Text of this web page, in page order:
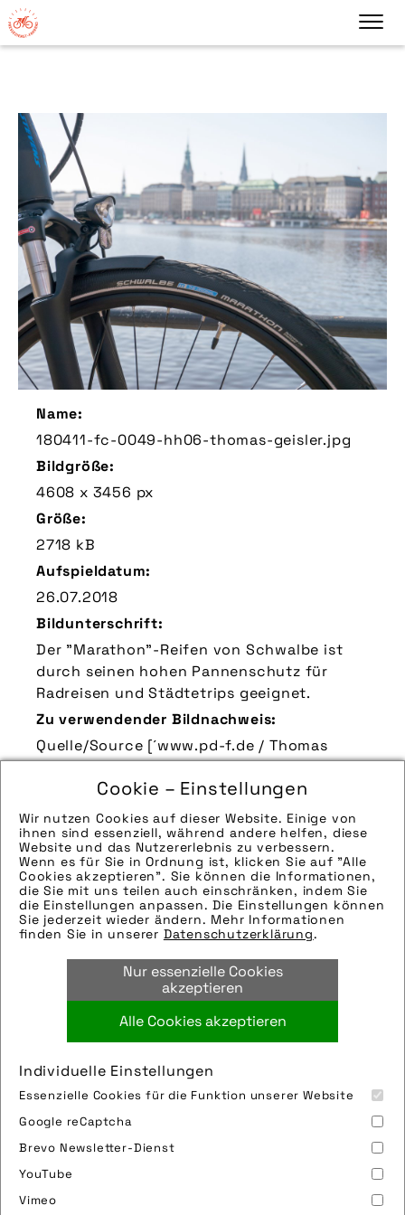
Cookie – Einstellungen
Wir nutzen Cookies auf dieser Website. Einige von
ihnen sind essenziell, während andere helfen, diese
Website und das Nutzererlebnis zu verbessern.
Wenn es für Sie in Ordnung ist, klicken Sie auf "Alle
Cookies akzeptieren". Sie können die Informationen,
die Sie mit uns teilen auch einschränken, indem Sie
die Einstellungen anpassen. Die Einstellungen können
Sie jederzeit wieder ändern. Mehr Informationen
finden Sie in unserer Datenschutzerklärung.
Nur essenzielle Cookies
akzeptieren
Alle Cookies akzeptieren
Individuelle Einstellungen
Essenzielle Cookies für die Funktion unserer Website
Google reCaptcha
Brevo Newsletter-Dienst
YouTube
Vimeo
Name:
180411-fc-0049-hh06-thomas-geisler.jpg
Bildgröße:
4608 x 3456 px
Größe:
2718 kB
Aufspieldatum:
26.07.2018
Bildunterschrift:
Der "Marathon"-Reifen von Schwalbe ist
durch seinen hohen Pannenschutz für
Radreisen und Städtetrips geeignet.
Zu verwendender Bildnachweis:
Quelle/Source [´www.pd-f.de / Thomas
Geisler´]
Technik-Info:
Die technischen Details werden in Bälde
eingefügt. Sie können uns aber gern auch
per E-Mail oder Telefon kontaktieren, wir
helfen gerne weiter.
Tags:
alster, beleuchtung,city,e-bike,ebike
fahrrad,federgabel,hamburg,lampe,licht
scheinwerfer, urban
Bild downloaden